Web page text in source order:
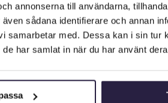
annonserna till användarna,
sådana identifierare och annan
samarbetar med. Dessa kan i sin tur
har samlat in när du har använt
(exkl. moms)